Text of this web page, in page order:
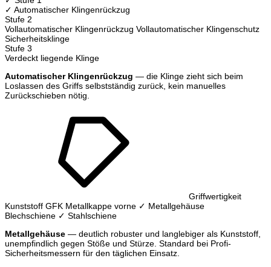
✓ Automatischer Klingenrückzug
Stufe 2
Vollautomatischer Klingenrückzug Vollautomatischer Klingenschutz
Sicherheitsklinge
Stufe 3
Verdeckt liegende Klinge
Automatischer Klingenrückzug — die Klinge zieht sich beim
Loslassen des Griffs selbstständig zurück, kein manuelles
Zurückschieben nötig.
Griffwertigkeit
Kunststoff GFK Metallkappe vorne ✓ Metallgehäuse
Blechschiene ✓ Stahlschiene
Metallgehäuse — deutlich robuster und langlebiger als Kunststoff,
unempfindlich gegen Stöße und Stürze. Standard bei Profi-
Sicherheitsmessern für den täglichen Einsatz.